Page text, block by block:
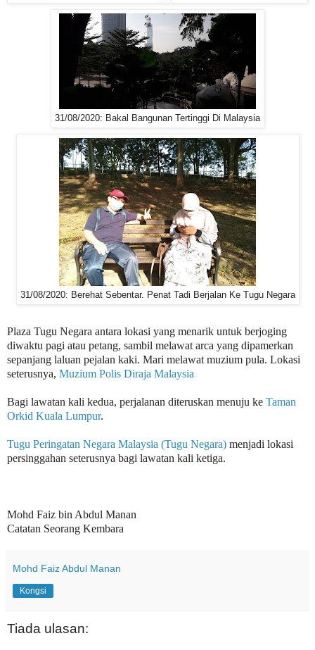
31/08/2020: Bakal Bangunan Tertinggi Di Malaysia
31/08/2020: Berehat Sebentar. Penat Tadi Berjalan Ke Tugu Negara
Plaza Tugu Negara antara lokasi yang menarik untuk berjoging
diwaktu pagi atau petang, sambil melawat arca yang dipamerkan
sepanjang laluan pejalan kaki. Mari melawat muzium pula. Lokasi
seterusnya, Muzium Polis Diraja Malaysia
Bagi lawatan kali kedua, perjalanan diteruskan menuju ke Taman
Orkid Kuala Lumpur.
Tugu Peringatan Negara Malaysia (Tugu Negara) menjadi lokasi
persinggahan seterusnya bagi lawatan kali ketiga.
Mohd Faiz bin Abdul Manan
Catatan Seorang Kembara
Mohd Faiz Abdul Manan
Kongsi
Tiada ulasan: